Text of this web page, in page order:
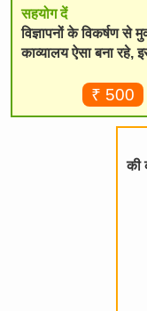
सहयोग दें
विज्ञापनों के विकर्षण से
काव्यालय ऐसा बना रहे,
₹ 500
की